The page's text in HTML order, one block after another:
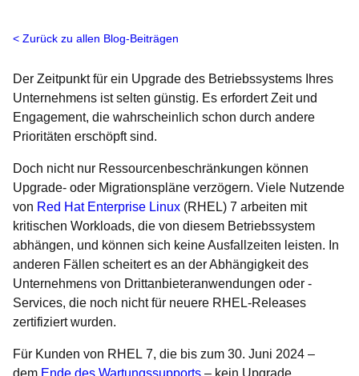
Zurück zu allen Blog-Beiträgen
Der Zeitpunkt für ein Upgrade des Betriebssystems Ihres
Unternehmens ist selten günstig. Es erfordert Zeit und
Engagement, die wahrscheinlich schon durch andere
Prioritäten erschöpft sind.
Doch nicht nur Ressourcenbeschränkungen können
Upgrade- oder Migrationspläne verzögern. Viele Nutzende
von Red Hat Enterprise Linux (RHEL) 7 arbeiten mit
kritischen Workloads, die von diesem Betriebssystem
abhängen, und können sich keine Ausfallzeiten leisten. In
anderen Fällen scheitert es an der Abhängigkeit des
Unternehmens von Drittanbieteranwendungen oder -
Services, die noch nicht für neuere RHEL-Releases
zertifiziert wurden.
Für Kunden von RHEL 7, die bis zum 30. Juni 2024 –
dem Ende des Wartungssupports – kein Upgrade